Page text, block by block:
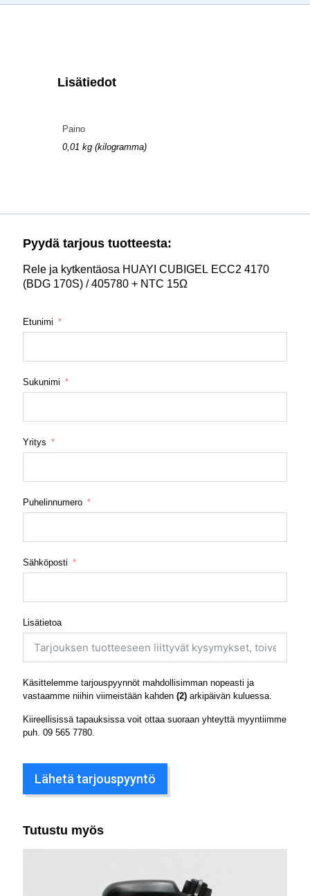
Lisätiedot
Paino
0,01 kg (kilogramma)
Pyydä tarjous tuotteesta:
Rele ja kytkentäosa HUAYI CUBIGEL ECC2 4170
(BDG 170S) / 405780 + NTC 15Ω
Etunimi
Sukunimi
Yritys
Puhelinnumero
Sähköposti
Lisätietoa
Käsittelemme tarjouspyynnöt mahdollisimman nopeasti ja
vastaamme niihin viimeistään kahden (2) arkipäivän kuluessa.
Kiireellisissä tapauksissa voit ottaa suoraan yhteyttä myyntiimme
puh. 09 565 7780
Lähetä tarjouspyyntö
Tutustu myös